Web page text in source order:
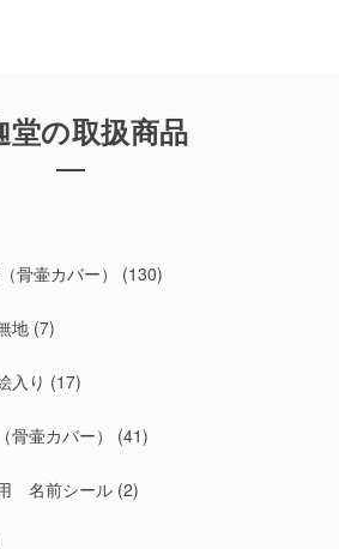
堂の取扱商品
骨壷カバー） (130)
地(7)
入り (17)
骨壷カバー） (41)
名前シール(2)